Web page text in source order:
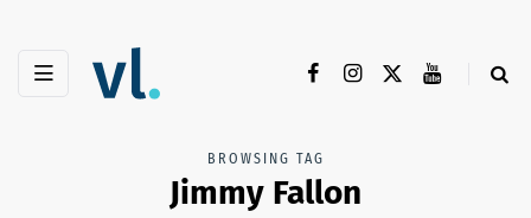
BROWSING TAG
Jimmy Fallon